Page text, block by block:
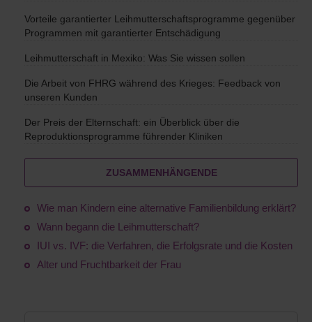
Vorteile garantierter Leihmutterschaftsprogramme gegenüber
Programmen mit garantierter Entschädigung
Leihmutterschaft in Mexiko: Was Sie wissen sollen
Die Arbeit von FHRG während des Krieges: Feedback von
unseren Kunden
Der Preis der Elternschaft: ein Überblick über die
Reproduktionsprogramme führender Kliniken
ZUSAMMENHÄNGENDE
Wie man Kindern eine alternative Familienbildung erklärt?
Wann begann die Leihmutterschaft?
IUI vs. IVF: die Verfahren, die Erfolgsrate und die Kosten
Alter und Fruchtbarkeit der Frau